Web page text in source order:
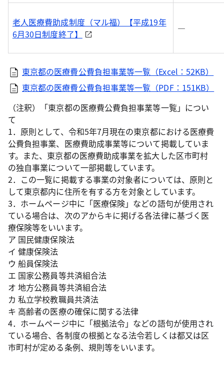
老人医療費助成制度（マル福）【平成19年
6月30日制度終了】
―
東京都の医療費公費負担事業等一覧（Excel：52KB）
東京都の医療費公費負担事業等一覧（PDF：151KB）
（注釈）「東京都の医療費公費負担事業等一覧」につい
て
1．原則として、令和5年7月現在の東京都における医療費
公費負担事業、医療費助成事業等について掲載していま
す。また、東京都の医療費助成事業を拡大した区市町村
の独自事業について一部掲載しています。
2．この一覧に掲載する事業の対象者については、原則と
して東京都内に住所を有する方を対象としています。
3．ホームページ中に「医療保険」などの語句が使用され
ている場合は、次のアからキに掲げる各法律に基づく医
療保険等をいいます。
ア 国民健康保険法
イ 健康保険法
ウ 船員保険法
エ 国家公務員等共済組合法
オ 地方公務員等共済組合法
カ 私立学校教職員共済法
キ 高齢者の医療の確保に関する法律
4．ホームページ中に「根拠法令」などの語句が使用され
ている場合、各制度の根拠となる法令若しくは都又は区
市町村が定める条例、規則等をいいます。